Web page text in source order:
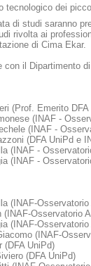
tecnologico dei
di studi saranno
rivolta ai
di Cima Ekar.
con il Dipartimento
(Prof. Emerito DFA
(INAF -
(INAF -
(DFA UniPd e
(INAF -
(INAF -
(INAF-
(INAF-Osservatorio
(INAF-
(INAF-
(DFA UniPd)
(DFA UniPd)